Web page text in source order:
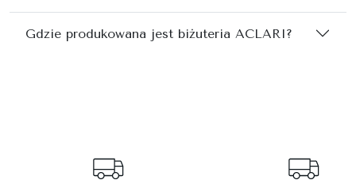
Gdzie produkowana jest biżuteria ACLARI?